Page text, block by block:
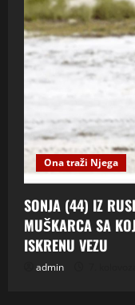
Ona traži Njega
SONJA (44) IZ
MUŠKARCA SA
ISKRENU VEZU
admin